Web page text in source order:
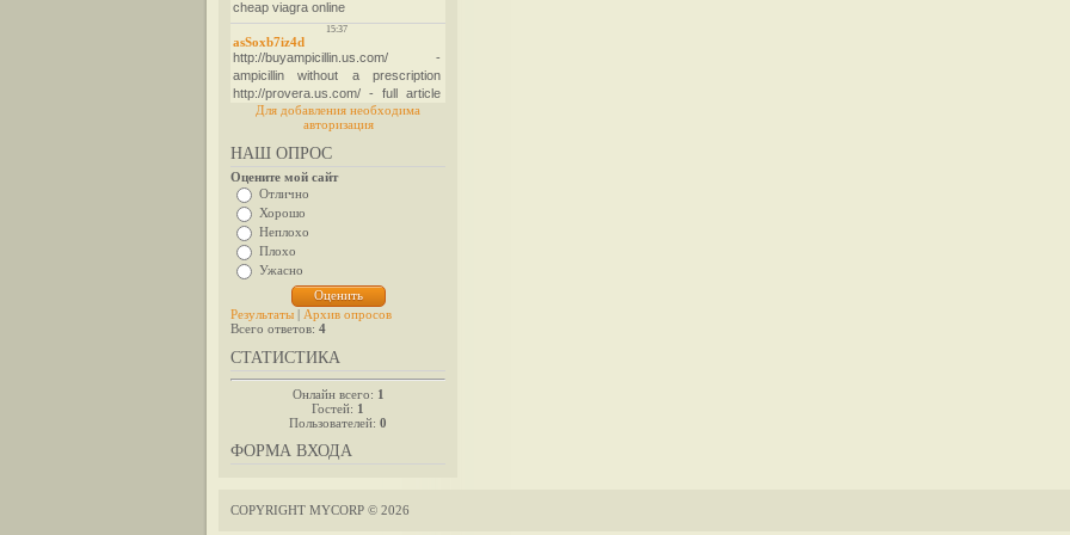
Для добавления необходима
авторизация
НАШ ОПРОС
Оцените мой сайт
Отлично
Хорошо
Неплохо
Плохо
Ужасно
Результаты | Архив опросов
Всего ответов: 4
СТАТИСТИКА
Онлайн всего: 1
Гостей: 1
Пользователей: 0
ФОРМА ВХОДА
COPYRIGHT MYCORP © 2026